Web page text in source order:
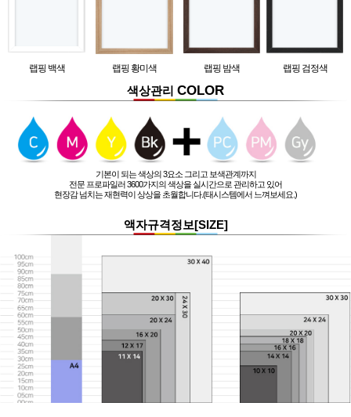
랩핑 백색 랩핑 황미색 랩핑 밤색 랩핑 검정색
색상관리 COLOR
기본이 되는 색상의 3요소 그리고 보색관계까지
전문 프로파일러 3600가지의 색상을 실시간으로 관리하고 있어
현장감 넘치는 재현력이 상상을 초월합니다.(태시스템에서 느껴보세요.)
액자규격정보[SIZE]